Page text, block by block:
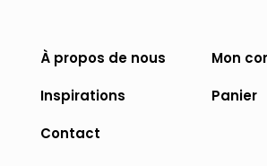
À propos de nous
Inspirations
Contact
Mon
Panier